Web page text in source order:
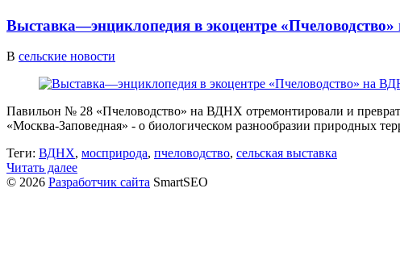
Выставка—энциклопедия в экоцентре
В сельские новости
Павильон № 28 «Пчеловодство» на ВДНХ отремонтировали и
«Москва-Заповедная» - о биологическом разнообразии природных
Теги: ВДНХ, мосприрода, пчеловодство, сельская выставка
Читать далее
© 2026 Разработчик сайта SmartSEO